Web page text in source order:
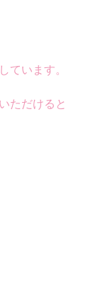
ています。
ただけると